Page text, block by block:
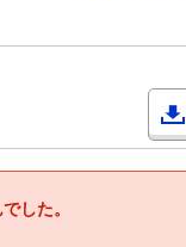
した。